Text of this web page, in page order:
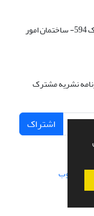
خیابان انقلاب- خیابان قدس- ابتدای خ طالقانی- پلاک 594- ساختمان امور
نشریه مشترک
اشتراک
سیناوب